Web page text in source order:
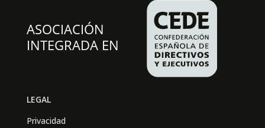
LEGAL
Privacidad